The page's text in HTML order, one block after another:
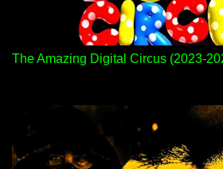
The Amazing Digital Circus (2023-